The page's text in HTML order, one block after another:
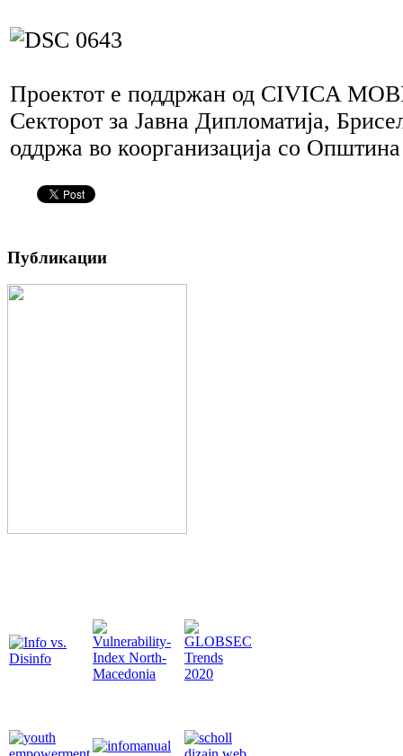
Проектот е поддржан од CIVICA
Секторот за Јавна Дипломатија,
оддржа во коорганизација со
Публикации